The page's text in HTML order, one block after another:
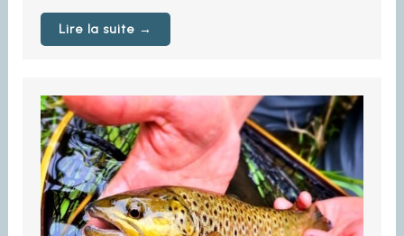
Lire la suite →